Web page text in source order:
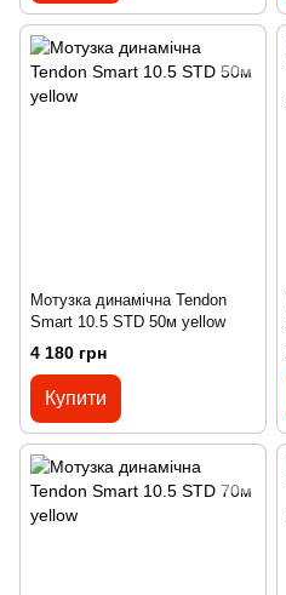
Мотузка динамічна Tendon
Smart 10.5 STD 50м yellow
4 180 грн
Купити